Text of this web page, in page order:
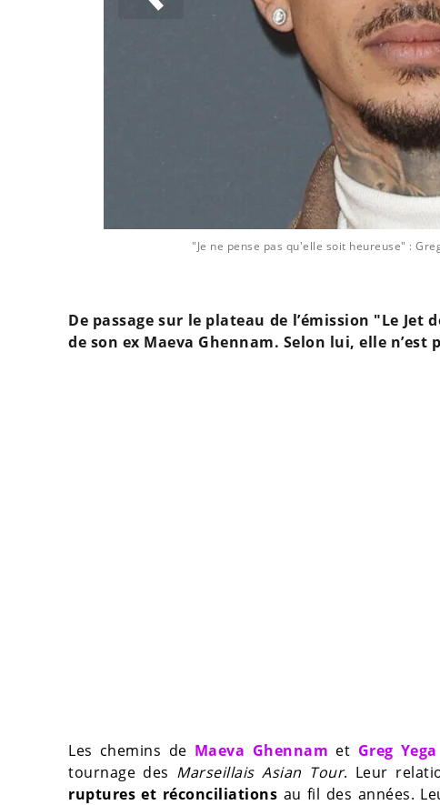
"Je ne pense pas qu'elle soit heureuse" :
De passage sur le plateau de l’émission "Le
de son ex Maeva Ghennam. Selon lui, elle
Les chemins de Maeva Ghennam et Greg Yega
tournage des Marseillais Asian Tour. Leur
ruptures et réconciliations au fil des années.